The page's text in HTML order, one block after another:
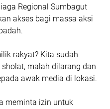
Regional Sumbagut
akses bagi massa aksi
rakyat? Kita sudah
malah dilarang dan
awak media di lokasi.
meminta izin untuk